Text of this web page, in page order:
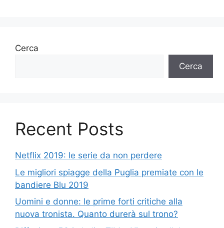
Cerca
Cerca
Recent Posts
Netflix 2019: le serie da non perdere
Le migliori spiagge della Puglia premiate con le
bandiere Blu 2019
Uomini e donne: le prime forti critiche alla
nuova tronista. Quanto durerà sul trono?